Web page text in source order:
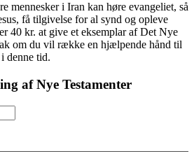
mennesker i Iran kan høre evangeliet, så
få tilgivelse for al synd og opleve
40 kr. at give et eksemplar af Det Nye
om du vil række en hjælpende hånd til
denne tid.
af Nye Testamenter